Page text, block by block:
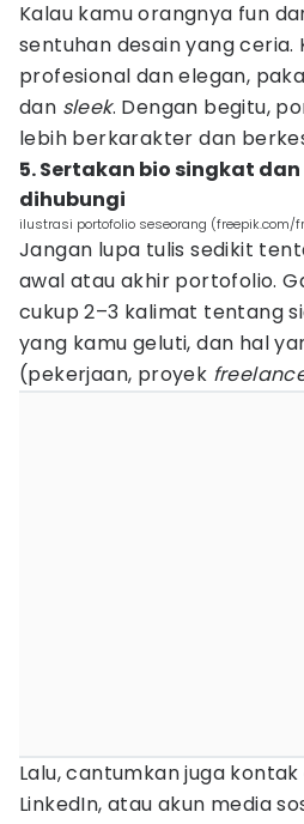
Kalau kamu orangnya fun
sentuhan desain yang ceria.
profesional dan elegan,
dan sleek. Dengan begitu,
lebih berkarakter dan
5. Sertakan bio singkat
dihubungi
ilustrasi portofolio seseorang (freepik.com/
Jangan lupa tulis sedikit
awal atau akhir portofolio.
cukup 2–3 kalimat tentang
yang kamu geluti, dan hal
(pekerjaan, proyek
Lalu, cantumkan juga
LinkedIn, atau akun media